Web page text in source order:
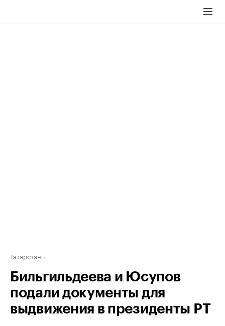
Татарстан
Бильгильдеева и Юсупов
подали документы для
выдвижения в президенты РТ